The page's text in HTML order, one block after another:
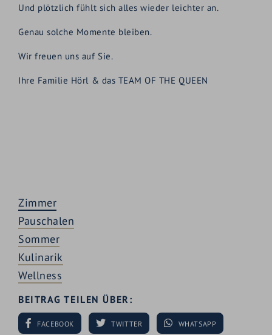
Und plötzlich fühlt sich alles wieder leichter an.
Genau solche Momente bleiben.
Wir freuen uns auf Sie.
Ihre Familie Hörl & das TEAM OF THE QUEEN
Zimmer
Pauschalen
Sommer
Kulinarik
Wellness
BEITRAG TEILEN ÜBER:
FACEBOOK TWITTER WHATSAPP